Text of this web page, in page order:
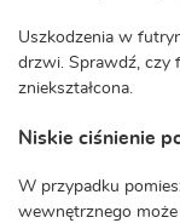
Uszkodzenia w
drzwi. Sprawdź, czy
zniekształcona.
Niskie ciśnienie
W przypadku
wewnętrznego